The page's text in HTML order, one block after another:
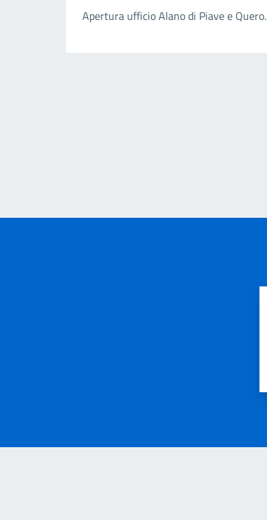
Apertura ufficio Alano di Piave e Quero.